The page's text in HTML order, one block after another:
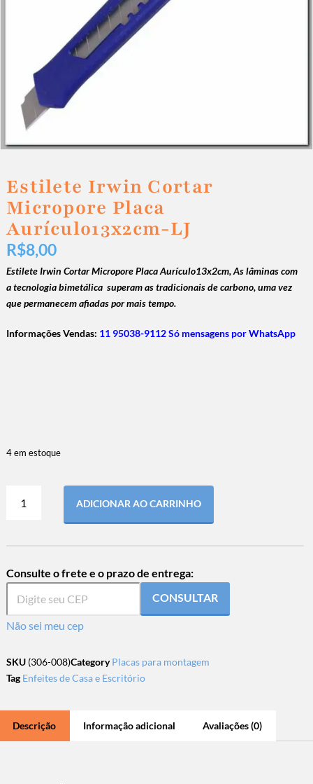
Estilete Irwin Cortar
Micropore Placa
Aurículo13x2cm-LJ
R$8,00
Estilete Irwin Cortar Micropore Placa Aurículo13x2cm, As lâminas com
a tecnologia bimetálica superam as tradicionais de carbono, uma vez
que permanecem afiadas por mais tempo.
Informações Vendas: 11 95038-9112 Só mensagens por WhatsApp
4 em estoque
ADICIONAR AO CARRINHO
Consulte o frete e o prazo de entrega:
CONSULTAR
Não sei meu cep
SKU (306-008)Category Placas para montagem
Tag Enfeites de Casa e Escritório
Descrição Informação adicional Avaliações (0)